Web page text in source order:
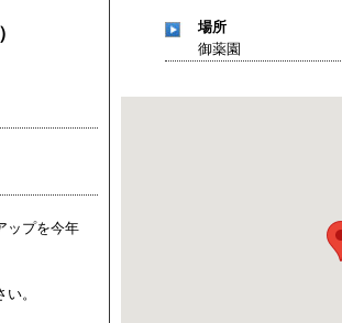
ップを今年
。
場所
御薬園